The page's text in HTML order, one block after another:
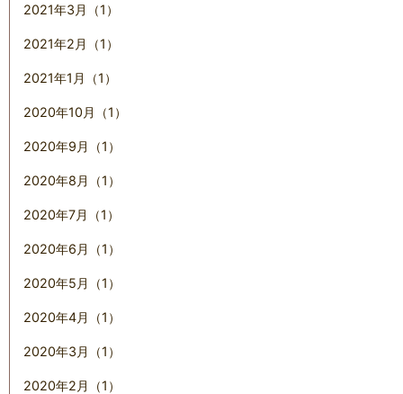
2021年3月（1）
2021年2月（1）
2021年1月（1）
2020年10月（1）
2020年9月（1）
2020年8月（1）
2020年7月（1）
2020年6月（1）
2020年5月（1）
2020年4月（1）
2020年3月（1）
2020年2月（1）